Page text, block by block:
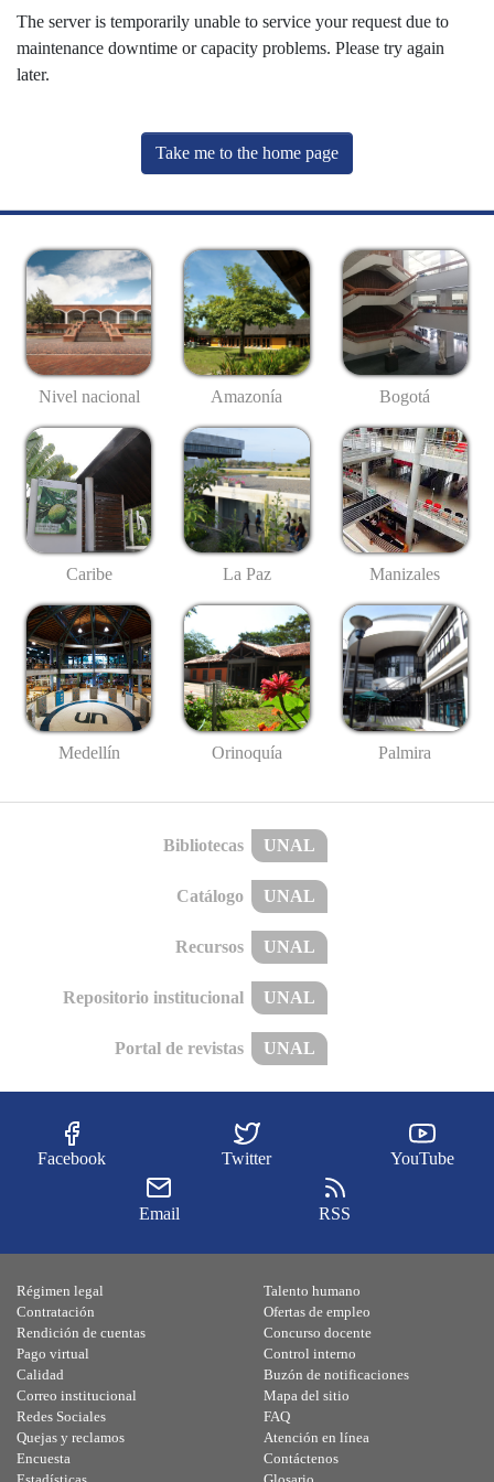
The server is temporarily unable to service your request due to
maintenance downtime or capacity problems. Please try again
later.
Take me to the home page
Nivel nacional Amazonía Bogotá
Caribe La Paz Manizales
Medellín Orinoquía Palmira
Bibliotecas UNAL
Catálogo UNAL
Recursos UNAL
Repositorio institucional UNAL
Portal de revistas UNAL
Facebook Twitter YouTube
Email RSS
Régimen legal
Contratación
Rendición de cuentas
Pago virtual
Calidad
Talento humano
Ofertas de empleo
Concurso docente
Control interno
Buzón de notificaciones
Correo institucional
Redes Sociales
Quejas y reclamos
Encuesta
Mapa del sitio
FAQ
Atención en línea
Contáctenos